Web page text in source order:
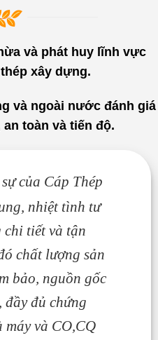
và phát huy lĩnh vực
xây dựng.
và ngoài nước đánh giá
toàn và tiến độ.
của Cáp Thép
nhiệt tình tư
chi tiết và tận
chất lượng sản
bảo, nguồn gốc
đủ chứng
và CO,CQ